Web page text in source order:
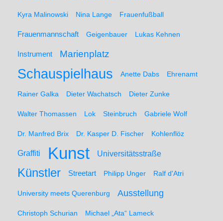
Kyra Malinowski Nina Lange Frauenfußball
Frauenmannschaft Geigenbauer Lukas Kehnen
Instrument Marienplatz
Schauspielhaus Anette Dabs Ehrenamt
Rainer Galka Dieter Wachatsch Dieter Zunke
Walter Thomassen Lok Steinbruch Gabriele Wolf
Dr. Manfred Brix Dr. Kasper D. Fischer Kohlenflöz
Graffiti Kunst Universitätsstraße
Künstler Streetart Philipp Unger Ralf d'Atri
University meets Querenburg Ausstellung
Christoph Schurian Michael „Ata“ Lameck